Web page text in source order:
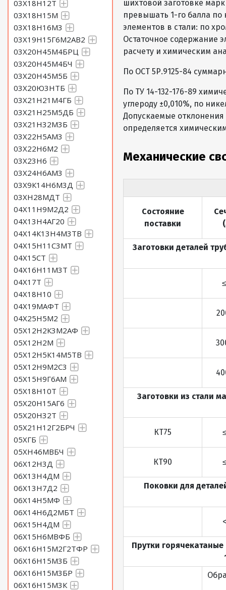
03Х18Н12Т
03Х18Н15М
03Х18Н16М3
03Х19Н15Г6М2АВ2
03Х20Н45М4БРЦ
03Х20Н45М4БЧ
03Х20Н45М5Б
03Х20Ю3НТБ
03Х21Н21М4ГБ
03Х21Н25М5ДБ
03Х21Н32М3Б
03Х22Н5АМ3
03Х22Н6М2
03Х23Н6
03Х24Н6АМ3
03Х9К14Н6М3Д
03ХН28МДТ
04Х11Н9М2Д2
04Х13Н4АГ20
04Х14К13Н4М3ТВ
04Х15Н11С3МТ
04Х15СТ
04Х16Н11М3Т
04Х17Т
04Х18Н10
04Х19МАФТ
04Х25Н5М2
05Х12Н2К3М2АФ
05Х12Н2М
05Х12Н5К14М5ТВ
05Х12Н9М2С3
05Х15Н9Г6АМ
05Х18Н10Т
05Х20Н15АГ6
05Х20Н32Т
05Х21Н12Г2БРЧ
05ХГБ
05ХН46МВБЧ
06Х12Н3Д
06Х13Н4ДМ
06Х13Н7Д2
06Х14Н5МФ
06Х14Н6Д2МБТ
06Х15Н4ДМ
06Х15Н6МВФБ
06Х16Н15М2Г2ТФР
06Х16Н15М3Б
06Х16Н15М3БР
06Х16Н15М3К
шихтовой заготовке
превышать 1-го балла
элементов в стали: по
Остаточное содержание
расчету и химическим
По ОСТ 5Р.9125-84
По ТУ 14-132-176-89
углероду ±0,010%, по
Допускаемые отклонения
определяется
Механические
Состояние
поставки
Заготовки деталей
Заготовки из стали
КТ75
КТ90
Поковки для
Прутки